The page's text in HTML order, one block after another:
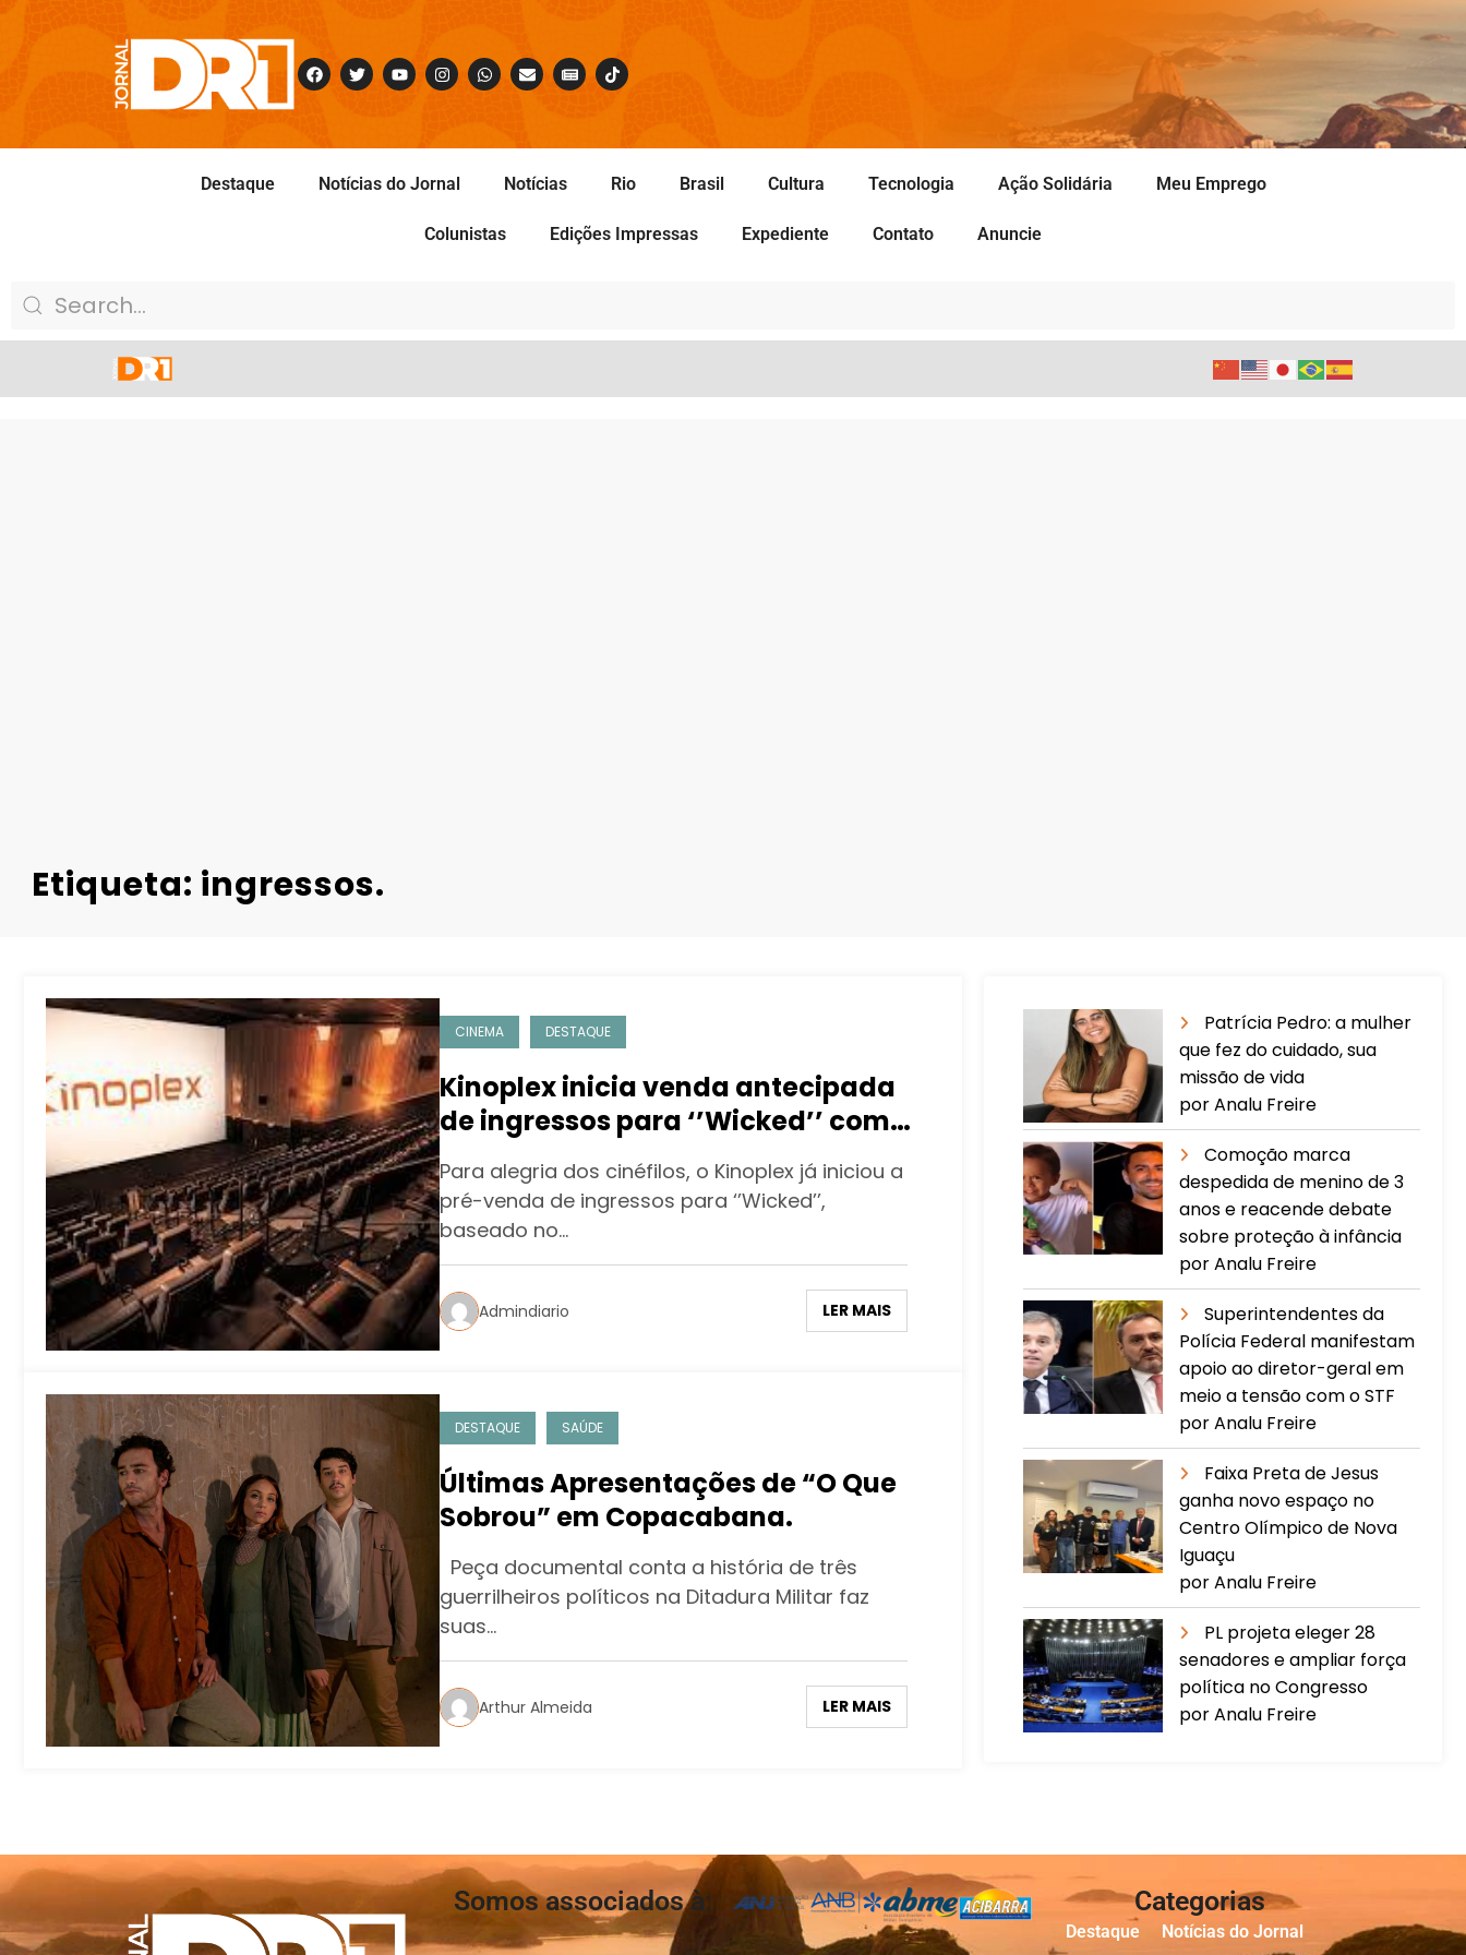
Destaque Notícias do Jornal Notícias Rio Brasil Cultura Tecnologia Ação Solidária Meu Emprego
Colunistas Edições Impressas Expediente Contato Anuncie
Etiqueta: ingressos.
CINEMA DESTAQUE
Kinoplex inicia venda antecipada
de ingressos para ‘’Wicked’’ com
Dobradinha Kinoplex
Para alegria dos cinéfilos, o Kinoplex já iniciou a
pré-venda de ingressos para ‘’Wicked’’,
baseado no…
Admindiario LER MAIS
DESTAQUE SAÚDE
Últimas Apresentações de “O Que
Sobrou” em Copacabana.
Peça documental conta a história de três
guerrilheiros políticos na Ditadura Militar faz
suas…
Arthur Almeida LER MAIS
Patrícia Pedro: a mulher
que fez do cuidado, sua
missão de vida
por Analu Freire
Comoção marca
despedida de menino de 3
anos e reacende debate
sobre proteção à infância
por Analu Freire
Superintendentes da
Polícia Federal manifestam
apoio ao diretor-geral em
meio a tensão com o STF
por Analu Freire
Faixa Preta de Jesus
ganha novo espaço no
Centro Olímpico de Nova
Iguaçu
por Analu Freire
PL projeta eleger 28
senadores e ampliar força
política no Congresso
por Analu Freire
Somos associados à: Categorias
Destaque Notícias do Jornal